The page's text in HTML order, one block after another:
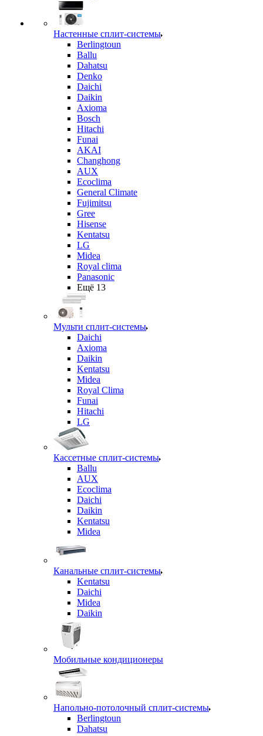
Настенные сплит-системы
Berlingtoun
Ballu
Dahatsu
Denko
Daichi
Daikin
Axioma
Bosch
Hitachi
Funai
AKAI
Changhong
AUX
Ecoclima
General Climate
Fujimitsu
Gree
Hisense
Kentatsu
LG
Midea
Royal clima
Panasonic
Ещё 13
Мульти сплит-системы
Daichi
Axioma
Daikin
Kentatsu
Midea
Royal Clima
Funai
Hitachi
LG
Кассетные сплит-системы
Ballu
AUX
Ecoclima
Daichi
Daikin
Kentatsu
Midea
Канальные сплит-системы
Kentatsu
Daichi
Midea
Daikin
Мобильные кондиционеры
Напольно-потолочный сплит-системы
Berlingtoun
Dahatsu